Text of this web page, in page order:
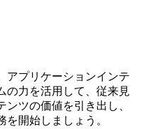
アプリケーションインテ
の力を活用して、従来見
ツの価値を引き出し、
開始しましょう。